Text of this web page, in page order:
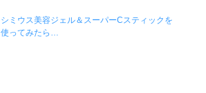
シミウス美容ジェル＆スーパーCスティックを
使ってみたら…